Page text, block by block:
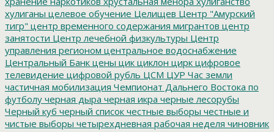
хулиганы целевое обучение Целищев Центр "Амурский
тигр" центр временного содержания мигрантов центр
занятости Центр лечебной физкультуры Центр
управления регионом центральное водоснабжение
Центральный Банк цены цик циклон цирк цифровое
телевидение цифровой рубль ЦСМ ЦУР Час земли
частичная мобилизация Чемпионат Дальнего Востока по
футболу черная дыра черная икра черные лесорубы
Черный куб черный список честные выборы честные и
чистые выборы четырехдневная рабочая неделя чиновник